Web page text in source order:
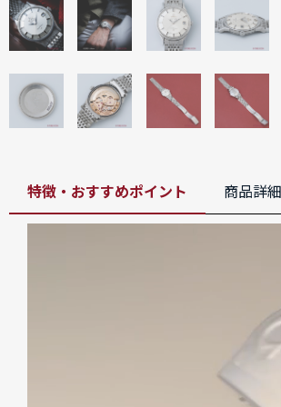
特徴・おすすめポイント 商品詳細